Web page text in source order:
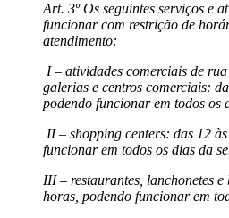
Art. 3º Os seguintes serviços e
funcionar com restrição de
atendimento:
I – atividades comerciais de rua
galerias e centros comerciais:
podendo funcionar em todos os
II – shopping centers: das 12
funcionar em todos os dias da
III – restaurantes, lanchonetes e
horas, podendo funcionar em